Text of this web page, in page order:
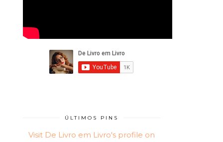
ÚLTIMOS PINS
Visit De Livro em Livro's profile on